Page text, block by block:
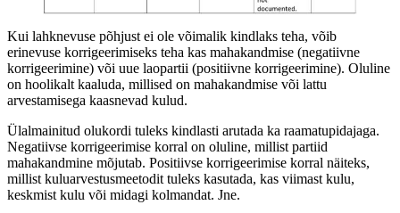
Kui lahknevuse põhjust ei ole võimalik kindlaks teha, võib
erinevuse korrigeerimiseks teha kas mahakandmise (negatiivne
korrigeerimine) või uue laopartii (positiivne korrigeerimine). Oluline
on hoolikalt kaaluda, millised on mahakandmise või lattu
arvestamisega kaasnevad kulud.
Ülalmainitud olukordi tuleks kindlasti arutada ka raamatupidajaga.
Negatiivse korrigeerimise korral on oluline, millist partiid
mahakandmine mõjutab. Positiivse korrigeerimise korral näiteks,
millist kuluarvestusmeetodit tuleks kasutada, kas viimast kulu,
keskmist kulu või midagi kolmandat. Jne.